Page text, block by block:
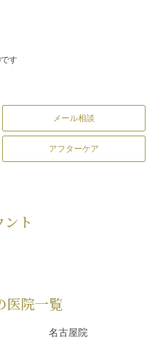
す
メール相談
アフターケア
ト
医院一覧
名古屋院